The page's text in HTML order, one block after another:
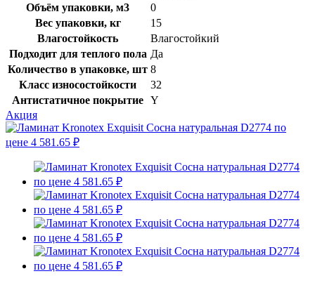
Объём упаковки, м3
0
Вес упаковки, кг
15
Влагостойкость
Влагостойкий
Подходит для теплого пола Да
Количество в упаковке, шт 8
Класс износостойкости
32
Антистатичное покрытие Y
Акция